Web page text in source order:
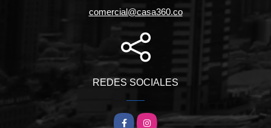
comercial@casa360.co
REDES SOCIALES
FacebookInstagram